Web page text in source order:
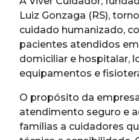
Luiz Gonzaga (RS),
cuidado humanizado,
pacientes atendidos
domiciliar e hospitalar,
equipamentos e
O propósito da
atendimento seguro e
famílias a cuidadores